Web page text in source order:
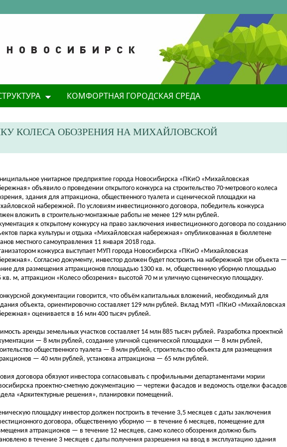
КОМФОРТНАЯ ГОРОДСКАЯ СРЕДА
КОЛЕСА ОБОЗРЕНИЯ НА МИХАЙЛОВСКОЙ
унитарное предприятие города Новосибирска «ПКиО «Михайловская
объявило о проведении открытого конкурса на строительство 70-метрового колеса
здания для аттракциона, общественного туалета и сценической площадки на
набережной. По условиям инвестиционного договора, победитель конкурса
вложить в строительно-монтажные работы не менее 129 млн рублей.
к открытому конкурсу на право заключения инвестиционного договора по созданию
парка культуры и отдыха «Михайловская набережная» опубликованная в бюллетене
местного самоуправления 11 января 2018 года.
конкурса выступает МУП города Новосибирска «ПКиО «Михайловская
Согласно документу, инвестор должен будет построить на набережной три объекта —
для размещения аттракционов площадью 1300 кв. м, общественную уборную площадью
кв. м, аттракцион «Колесо обозрения» высотой 70 м и уличную сценическую площадку.
документации говорится, что объём капитальных вложений, необходимый для
объекта, ориентировочно составляет 129 млн рублей. Вклад МУП «ПКиО «Михайловская
оценивается в 16 млн 400 тысяч рублей.
аренды земельных участков составляет 14 млн 885 тысяч рублей. Разработка проектной
— 8 млн рублей, создание уличной сценической площадки — 8 млн рублей,
общественного туалета — 8 млн рублей, строительство объекта для размещения
— 40 млн рублей, установка аттракциона — 65 млн рублей.
договора обязуют инвестора согласовывать с профильными департаментами мэрии
проектно-сметную документацию — чертежи фасадов и ведомость отделки фасадов
«Архитектурные решения», планировки помещений.
площадку инвестор должен построить в течение 3,5 месяцев с даты заключения
договора, общественную уборную — в течение 6 месяцев, помещение для
аттракционов — в течение 12 месяцев, само колесо обозрения должно быть
в течение 3 месяцев с даты получения разрешения на ввод в эксплуатацию здания